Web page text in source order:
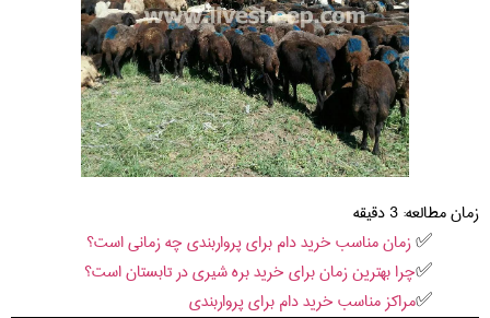
زمان مطالعه:3دقیقه
زمان مناسب خرید دام برای پرواربندی چه زمانی است؟
چرا بهترین زمان برای خرید بره شیری در تابستان است؟
مراکز مناسب خرید دام برای پرواربندی